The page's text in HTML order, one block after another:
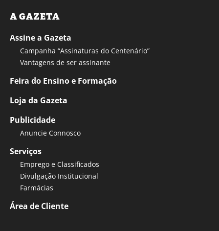
A GAZETA
Assine a Gazeta
Campanha “Assinaturas do Centenário”
Vantagens de ser assinante
Feira do Ensino e Formação
Loja da Gazeta
Publicidade
Anuncie Connosco
Serviços
Emprego e Classificados
Divulgação Institucional
Farmácias
Área de Cliente